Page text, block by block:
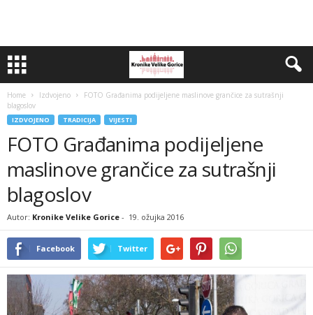
Home Izdvojeno
FOTO Građanima podijeljene maslinove grančice za sutrašnji
blagoslov
IZDVOJENO TRADICIJA VIJESTI
FOTO Građanima podijeljene
maslinove grančice za sutrašnji
blagoslov
Autor: Kronike Velike Gorice - 19. ožujka 2016
Facebook Twitter